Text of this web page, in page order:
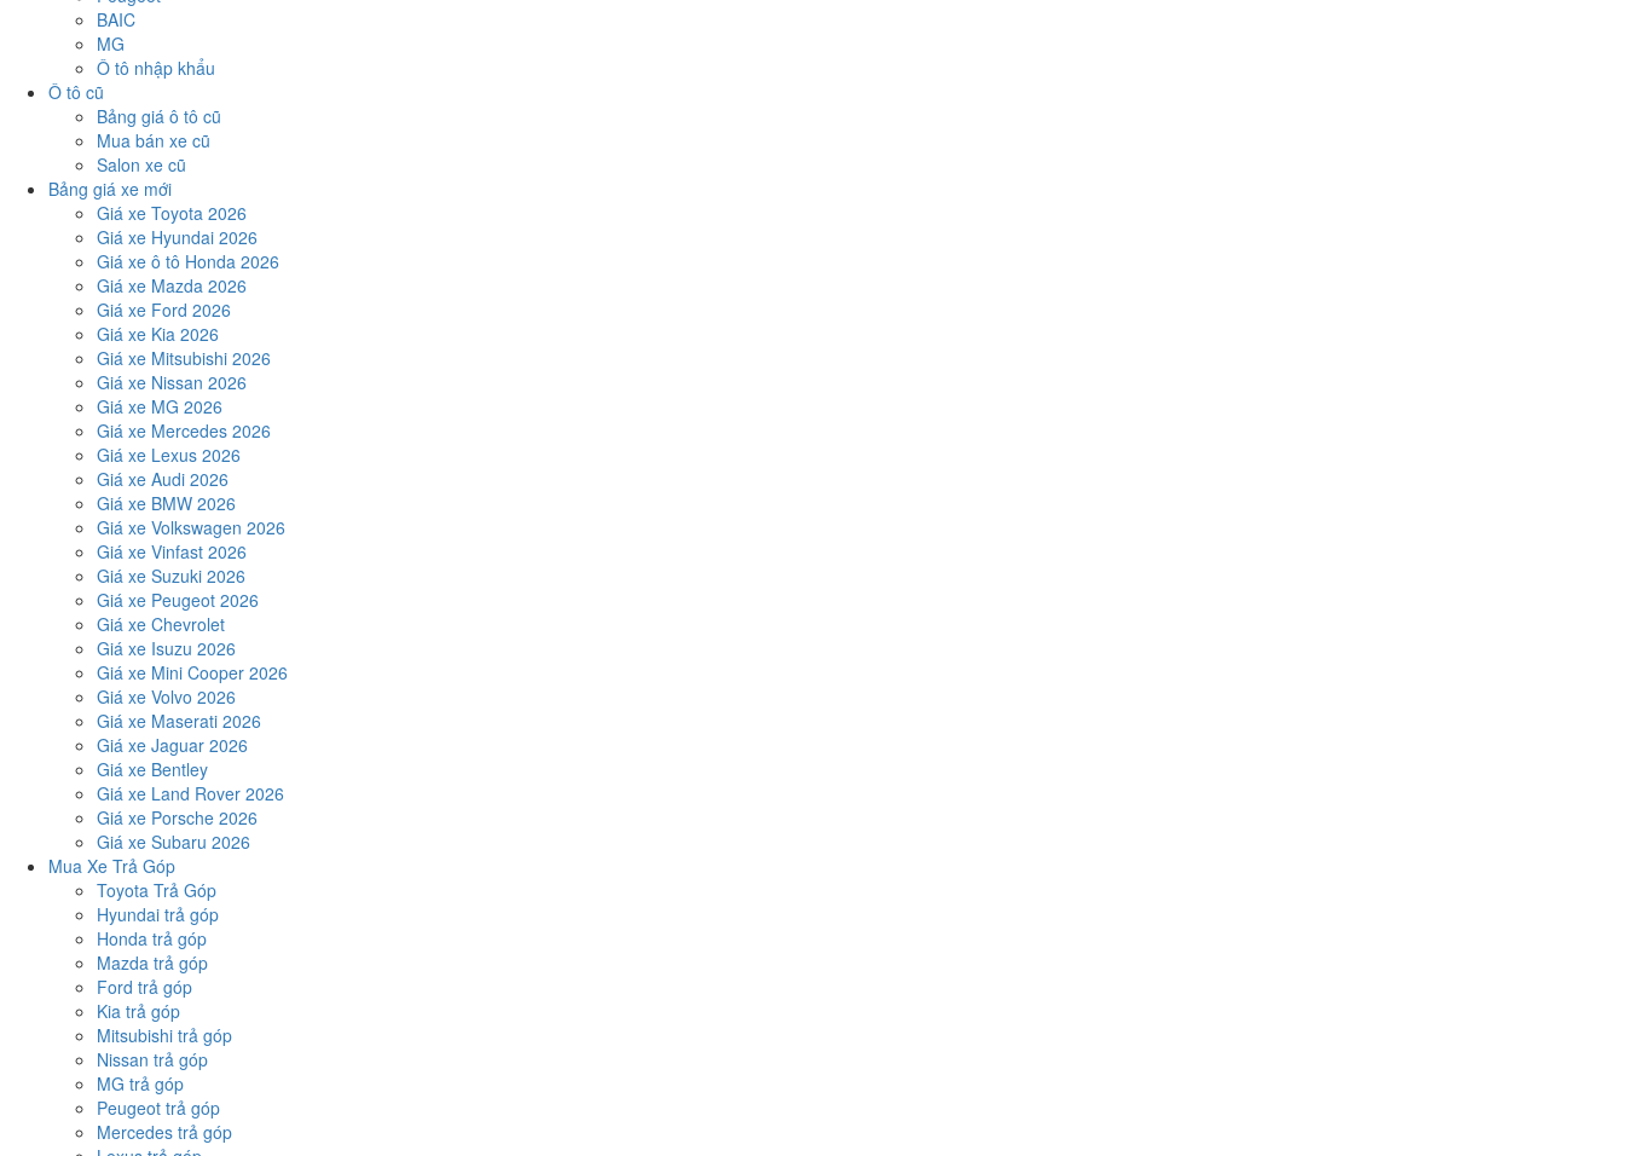
BAIC
MG
Ô tô nhập khẩu
Ô tô cũ
Bảng giá ô tô cũ
Mua bán xe cũ
Salon xe cũ
Bảng giá xe mới
Giá xe Toyota 2026
Giá xe Hyundai 2026
Giá xe ô tô Honda 2026
Giá xe Mazda 2026
Giá xe Ford 2026
Giá xe Kia 2026
Giá xe Mitsubishi 2026
Giá xe Nissan 2026
Giá xe MG 2026
Giá xe Mercedes 2026
Giá xe Lexus 2026
Giá xe Audi 2026
Giá xe BMW 2026
Giá xe Volkswagen 2026
Giá xe Vinfast 2026
Giá xe Suzuki 2026
Giá xe Peugeot 2026
Giá xe Chevrolet
Giá xe Isuzu 2026
Giá xe Mini Cooper 2026
Giá xe Volvo 2026
Giá xe Maserati 2026
Giá xe Jaguar 2026
Giá xe Bentley
Giá xe Land Rover 2026
Giá xe Porsche 2026
Giá xe Subaru 2026
Mua Xe Trả Góp
Toyota Trả Góp
Hyundai trả góp
Honda trả góp
Mazda trả góp
Ford trả góp
Kia trả góp
Mitsubishi trả góp
Nissan trả góp
MG trả góp
Peugeot trả góp
Mercedes trả góp